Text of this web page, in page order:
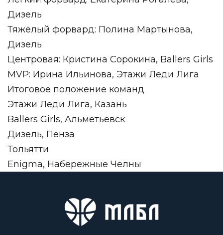
Дизель
Тяжёлый форвард: Полина Мартынова,
Дизель
Центровая: Кристина Сорокина, Ballers Girls
MVP: Ирина Ильинова, Этажи Леди Лига
Итоговое положение команд
Этажи Леди Лига, Казань
Ballers Girls, Альметьевск
Дизель, Пенза
Тольятти
Enigma, Набережные Челны